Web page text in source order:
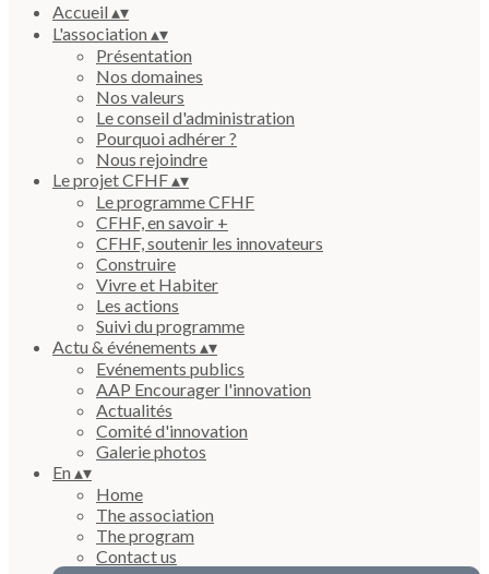
Accueil▴▾
L'association▴▾
Présentation
Nos domaines
Nos valeurs
Le conseil d'administration
Pourquoi adhérer ?
Nous rejoindre
Le projet CFHF▴▾
Le programme CFHF
CFHF, en savoir +
CFHF, soutenir les innovateurs
Construire
Vivre et Habiter
Les actions
Suivi du programme
Actu & événements ▴▾
Evénements publics
AAP Encourager l'innovation
Actualités
Comité d'innovation
Galerie photos
En▴▾
Home
The association
The program
Contact us